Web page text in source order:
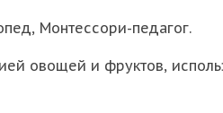
Монтессори-педагог.
овощей и фруктов,